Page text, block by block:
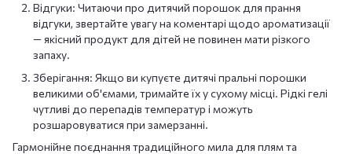
Відгуки: Читаючи про дитячий порошок для прання
відгуки, звертайте увагу на коментарі щодо ароматизації
— якісний продукт для дітей не повинен мати різкого
запаху.
Зберігання: Якщо ви купуєте дитячі пральні порошки
великими об'ємами, тримайте їх у сухому місці. Рідкі гелі
чутливі до перепадів температур і можуть
розшаровуватися при замерзанні.
Гармонійне поєднання традиційного мила для плям та